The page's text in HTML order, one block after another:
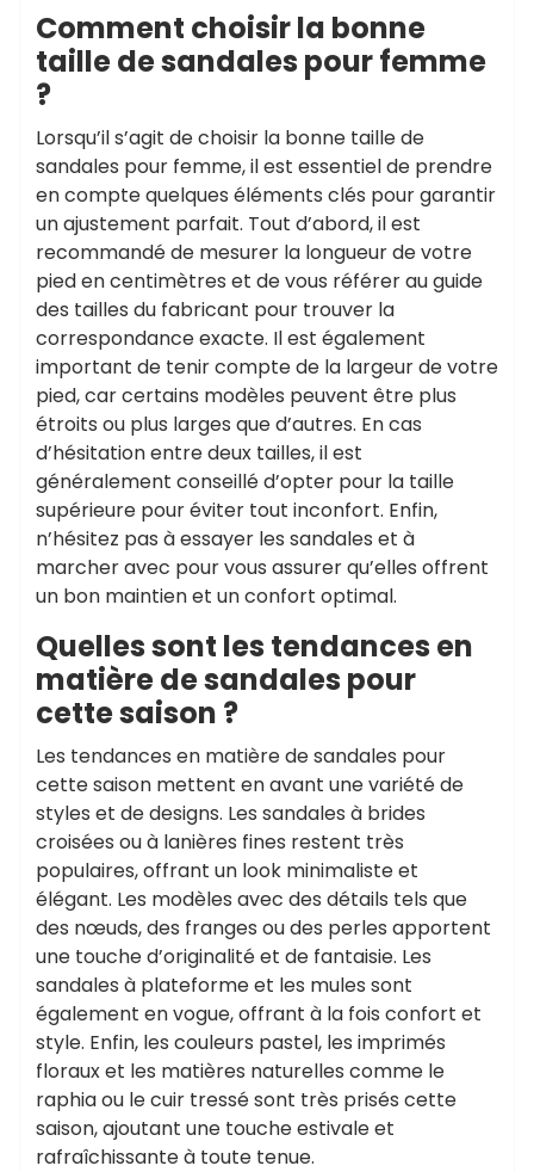
Comment choisir la bonne
taille de sandales pour femme
?
Lorsqu’il s’agit de choisir la bonne taille de
sandales pour femme, il est essentiel de prendre
en compte quelques éléments clés pour garantir
un ajustement parfait. Tout d’abord, il est
recommandé de mesurer la longueur de votre
pied en centimètres et de vous référer au guide
des tailles du fabricant pour trouver la
correspondance exacte. Il est également
important de tenir compte de la largeur de votre
pied, car certains modèles peuvent être plus
étroits ou plus larges que d’autres. En cas
d’hésitation entre deux tailles, il est
généralement conseillé d’opter pour la taille
supérieure pour éviter tout inconfort. Enfin,
n’hésitez pas à essayer les sandales et à
marcher avec pour vous assurer qu’elles offrent
un bon maintien et un confort optimal.
Quelles sont les tendances en
matière de sandales pour
cette saison ?
Les tendances en matière de sandales pour
cette saison mettent en avant une variété de
styles et de designs. Les sandales à brides
croisées ou à lanières fines restent très
populaires, offrant un look minimaliste et
élégant. Les modèles avec des détails tels que
des nœuds, des franges ou des perles apportent
une touche d’originalité et de fantaisie. Les
sandales à plateforme et les mules sont
également en vogue, offrant à la fois confort et
style. Enfin, les couleurs pastel, les imprimés
floraux et les matières naturelles comme le
raphia ou le cuir tressé sont très prisés cette
saison, ajoutant une touche estivale et
rafraîchissante à toute tenue.